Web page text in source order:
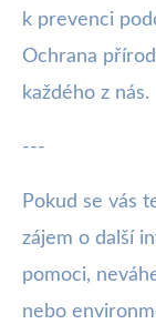
k prevenci
Ochrana
každého z nás.
---
Pokud se vás
zájem o další
pomoci,
nebo